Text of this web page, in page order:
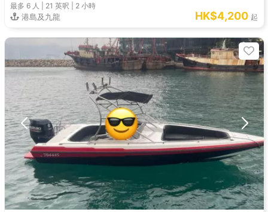
最多 6 人 | 21 英呎 2 小時
港島及九龍 HK$4,200 起